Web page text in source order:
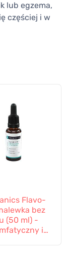
lub egzema,
częściej i w
Flavo-
bez
(50 ml) -
i